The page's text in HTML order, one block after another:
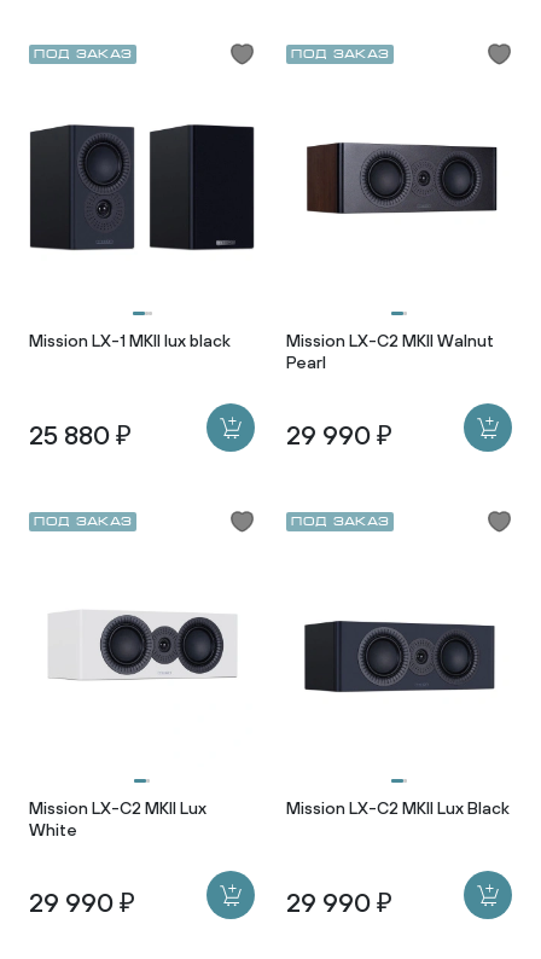
Под заказ
Mission LX-1 MKII lux black
25 880 ₽
Под заказ
Mission LX-C2 MKII Walnut
Pearl
29 990 ₽
Под заказ
Mission LX-C2 MKII Lux
White
29 990 ₽
Под заказ
Mission LX-C2 MKII Lux Black
29 990 ₽